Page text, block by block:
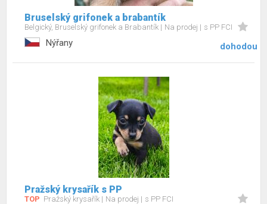
Bruselský grifonek a brabantík
Belgický, Bruselský grifonek a Brabantík Na prodej s PP FCI
Nýřany dohodou
Pražský krysařík s PP
TOP Pražský krysařík Na prodej s PP FCI